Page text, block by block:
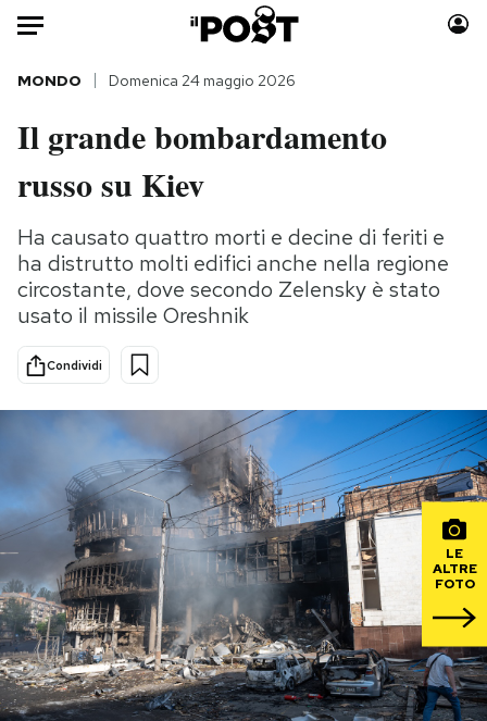
Auto
HOME
Italia
Politica
Tecnologia
Internet
Cultura
Consumismi
Storie/Idee
Ok Boomer!
Mondiali calcio 2026
PODCAST
NEWSLETTER
I MIEI PREFERITI
MONDO Domenica 24 maggio 2026
Il grande bombardamento
russo su Kiev
Ha causato quattro morti e decine di feriti e
ha distrutto molti edifici anche nella regione
circostante, dove secondo Zelensky è stato
usato il missile Oreshnik
Condividi
LE
ALTRE
FOTO